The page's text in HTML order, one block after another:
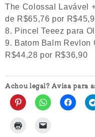
The Colossal Lavável
de R$65,76 por
Pincel Teeez para
Batom Balm Revlon
R$44,28 por R$36,90
Achou legal? Avisa para